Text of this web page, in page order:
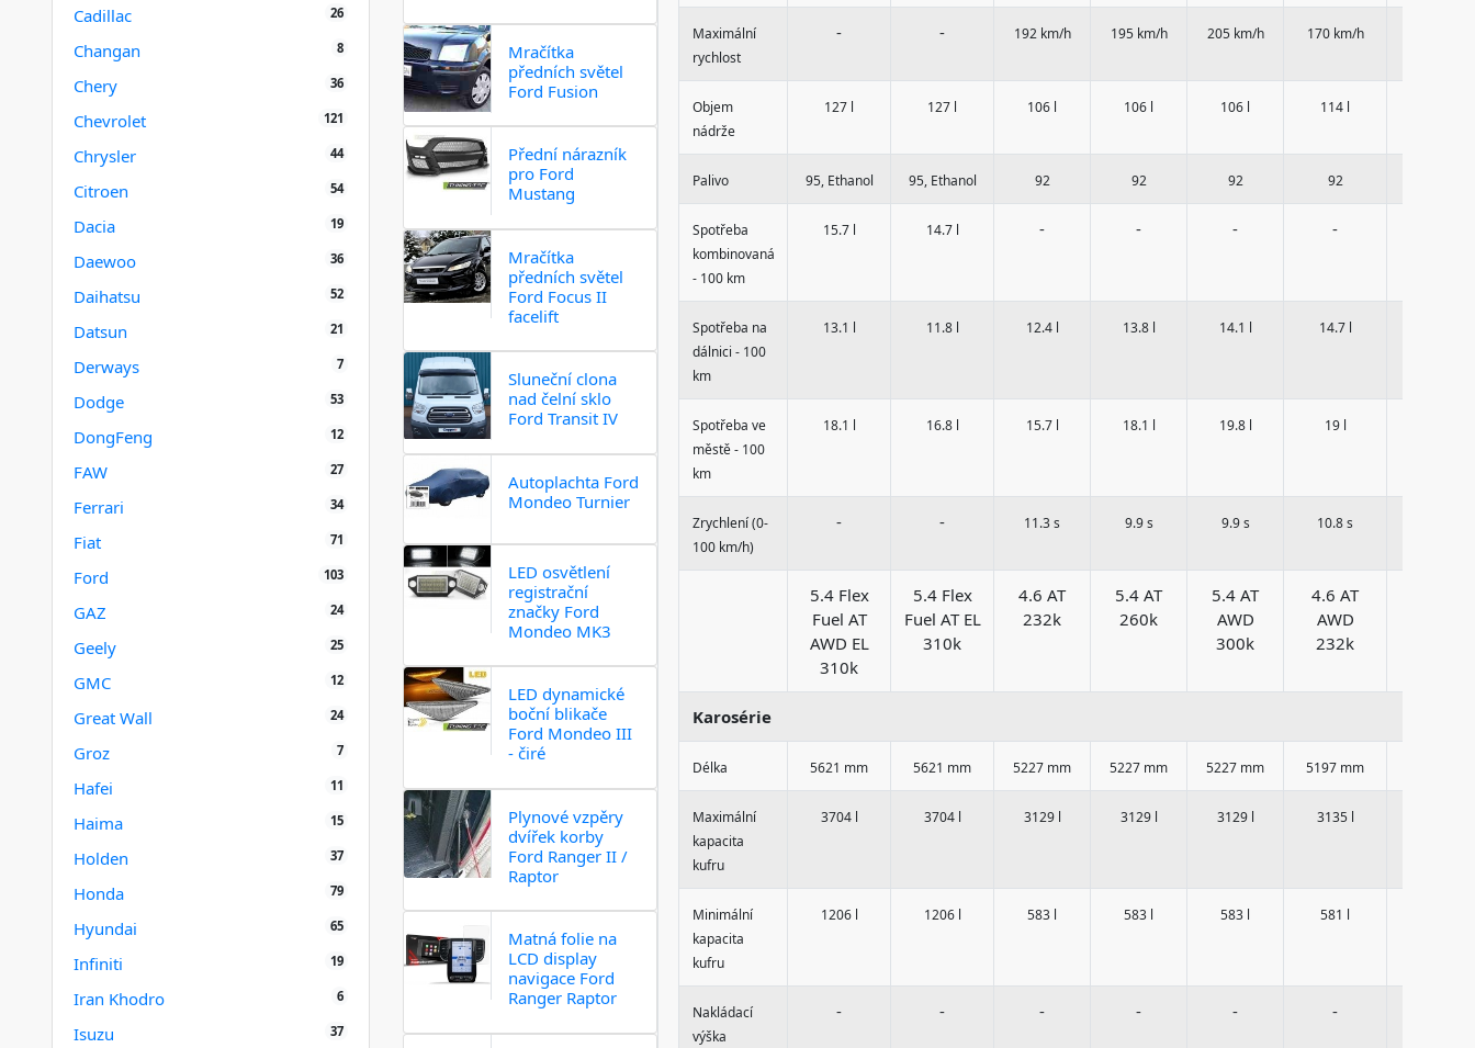
Cadillac 26
Changan 8
Chery 36
Chevrolet 121
Chrysler 44
Citroen 54
Dacia 19
Daewoo 36
Daihatsu 52
Datsun 21
Derways 7
Dodge 53
DongFeng 12
FAW 27
Ferrari 34
Fiat 71
Ford 103
GAZ 24
Geely 25
GMC 12
Great Wall 24
Groz 7
Hafei 11
Haima 15
Holden 37
Honda 79
Hyundai 65
Infiniti 19
Iran Khodro 6
Isuzu 37
Mračítka
předních světel
Ford Fusion
Přední nárazník
pro Ford
Mustang
Mračítka
předních světel
Ford Focus II
facelift
Sluneční clona
nad čelní sklo
Ford Transit IV
Autoplachta Ford
Mondeo Turnier
LED osvětlení
registrační
značky Ford
Mondeo MK3
LED dynamické
boční blikače
Ford Mondeo III
- čiré
Plynové vzpěry
dvířek korby
Ford Ranger II /
Raptor
Matná folie na
LCD display
navigace Ford
Ranger Raptor
Maximální
rychlost
- - 192 km/h 195 km/h 205 km/h 170 km/h
Objem
nádrže
127 l 127 l 106 l 106 l 106 l 114 l
Palivo 95, Ethanol 95, Ethanol 92 92 92 92
Spotřeba
kombinovaná
- 100 km
15.7 l 14.7 l - - - -
Spotřeba na
dálnici - 100
km
13.1 l 11.8 l 12.4 l 13.8 l 14.1 l 14.7 l
Spotřeba ve
městě - 100
km
18.1 l 16.8 l 15.7 l 18.1 l 19.8 l 19 l
Zrychlení (0-
100 km/h)
- - 11.3 s 9.9 s 9.9 s 10.8 s
5.4 Flex
Fuel AT
AWD EL
310k
5.4 Flex
Fuel AT EL
310k
4.6 AT
232k
5.4 AT
260k
5.4 AT
AWD
300k
4.6 AT
AWD
232k
Karosérie
Délka 5621 mm 5621 mm 5227 mm 5227 mm 5227 mm 5197 mm
Maximální
kapacita
kufru
3704 l 3704 l 3129 l 3129 l 3129 l 3135 l
Minimální
kapacita
kufru
1206 l 1206 l 583 l 583 l 583 l 581 l
Nakládací
výška
- - - - - -